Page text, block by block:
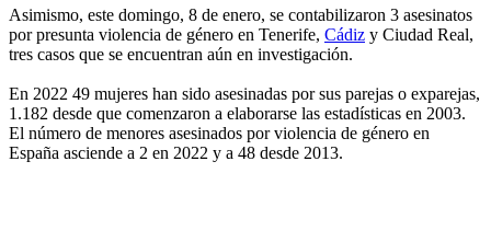
Asimismo, este domingo, 8 de enero, se contabilizaron 3 asesinatos
por presunta violencia de género en Tenerife, Cádiz y Ciudad Real,
tres casos que se encuentran aún en investigación.
En 2022 49 mujeres han sido asesinadas por sus parejas o exparejas,
1.182 desde que comenzaron a elaborarse las estadísticas en 2003.
El número de menores asesinados por violencia de género en
España asciende a 2 en 2022 y a 48 desde 2013.